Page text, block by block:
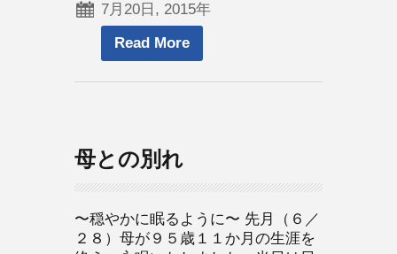
7月20日, 2015年
Read More
母との別れ
〜穏やかに眠るように〜 先月（６／
２８）母が９５歳１１か月の生涯を